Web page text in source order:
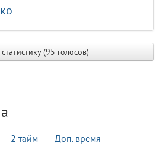
(95 голосов)
2 тайм Доп. время